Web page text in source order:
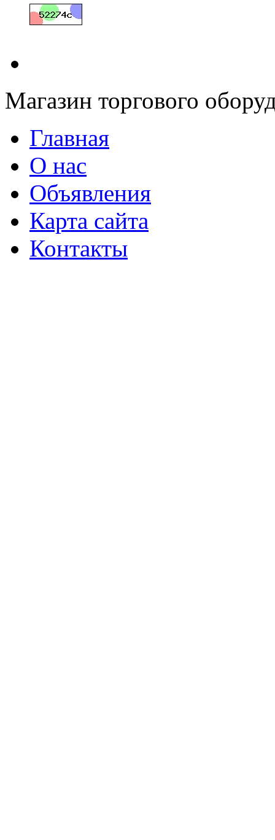
Магазин торгового
Главная
О нас
Объявления
Карта сайта
Контакты